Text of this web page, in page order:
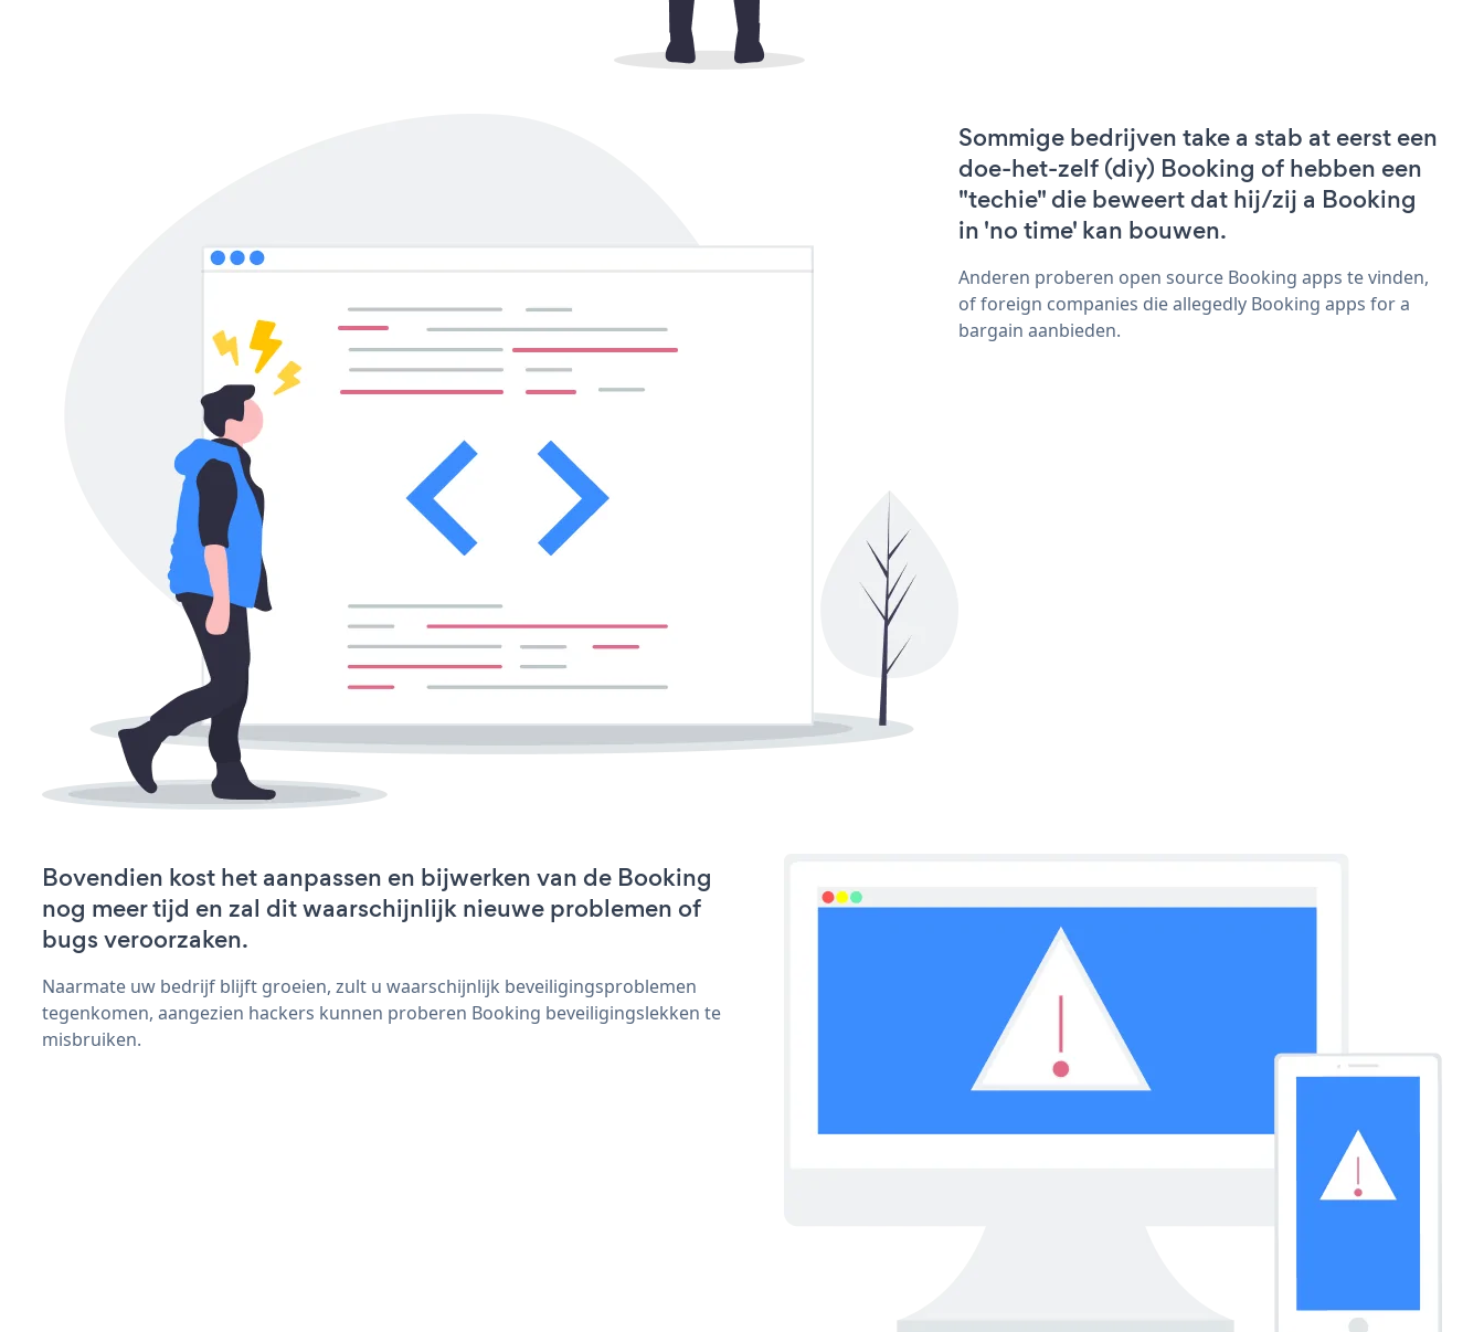
Sommige bedrijven take a stab at eerst een
doe-het-zelf (diy) Booking of hebben een
"techie" die beweert dat hij/zij a Booking
in 'no time' kan bouwen.
Anderen proberen open source Booking apps te vinden,
of foreign companies die allegedly Booking apps for a
bargain aanbieden.
Bovendien kost het aanpassen en bijwerken van de Booking
nog meer tijd en zal dit waarschijnlijk nieuwe problemen of
bugs veroorzaken.
Naarmate uw bedrijf blijft groeien, zult u waarschijnlijk beveiligingsproblemen
tegenkomen, aangezien hackers kunnen proberen Booking beveiligingslekken te
misbruiken.